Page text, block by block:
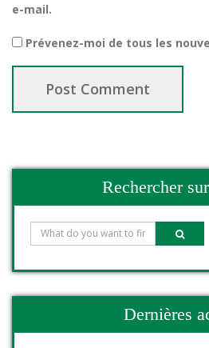
e-mail.
Prévenez-moi de tous les
Rechercher
Dernières